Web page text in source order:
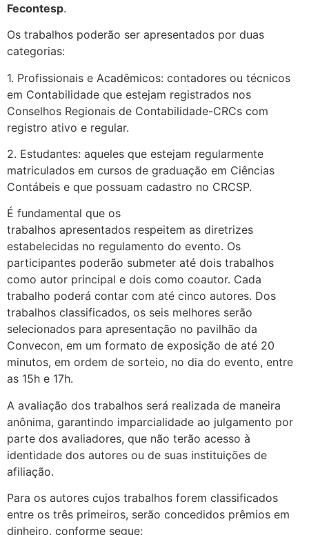
Fecontesp.
Os trabalhos poderão ser apresentados por duas
categorias:
1. Profissionais e Acadêmicos: contadores ou técnicos
em Contabilidade que estejam registrados nos
Conselhos Regionais de Contabilidade-CRCs com
registro ativo e regular.
2. Estudantes: aqueles que estejam regularmente
matriculados em cursos de graduação em Ciências
Contábeis e que possuam cadastro no CRCSP.
É fundamental que os
trabalhos apresentados respeitem as diretrizes
estabelecidas no regulamento do evento. Os
participantes poderão submeter até dois trabalhos
como autor principal e dois como coautor. Cada
trabalho poderá contar com até cinco autores. Dos
trabalhos classificados, os seis melhores serão
selecionados para apresentação no pavilhão da
Convecon, em um formato de exposição de até 20
minutos, em ordem de sorteio, no dia do evento, entre
as 15h e 17h.
A avaliação dos trabalhos será realizada de maneira
anônima, garantindo imparcialidade ao julgamento por
parte dos avaliadores, que não terão acesso à
identidade dos autores ou de suas instituições de
afiliação.
Para os autores cujos trabalhos forem classificados
entre os três primeiros, serão concedidos prêmios em
dinheiro, conforme segue: